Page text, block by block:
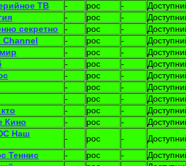
ТВ
- рос -
- рос -
секретно
- рос -
Channel
- рос -
- рос -
- рос -
- рос -
- рос -
- рос -
- рос -
Кино
- рос -
Наш
- рос -
Теннис
- рос -